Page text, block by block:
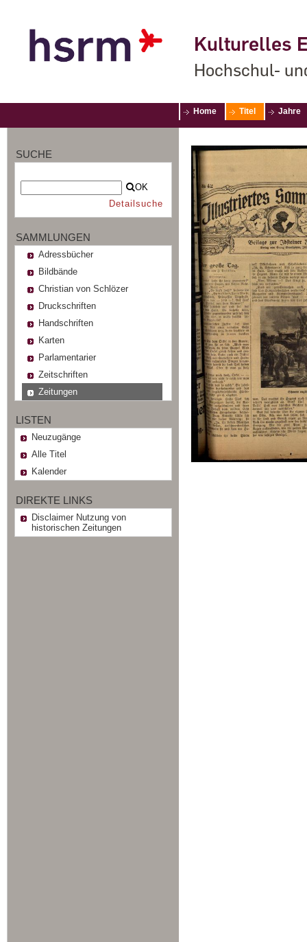
Kulturelles
Hochschul-
Home Titel Jahre
SUCHE
OK
Detailsuche
SAMMLUNGEN
Adressbücher
Bildbände
Christian von Schlözer
Druckschriften
Handschriften
Karten
Parlamentarier
Zeitschriften
Zeitungen
LISTEN
Neuzugänge
Alle Titel
Kalender
DIREKTE LINKS
Disclaimer Nutzung von
historischen Zeitungen